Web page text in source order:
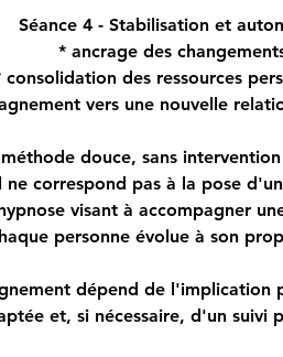
Séance 4 - Stabilisation et
* ancrage des
consolidation des ressources
vers une nouvelle
douce, sans
ne correspond pas à la pose
visant à accompagner
personne évolue à son
dépend de l'implication
et, si nécessaire, d'un suivi